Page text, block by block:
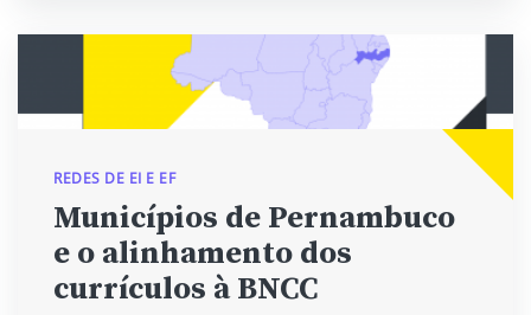
REDES DE EI E EF
Municípios de Pernambuco
e o alinhamento dos
currículos à BNCC